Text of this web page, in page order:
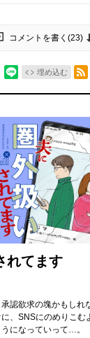
コメントを書く(23)
埋め込む
RSSフィード
れてます
承認欲求の塊かもし
、SNSにのめりこむ
になっていって…。